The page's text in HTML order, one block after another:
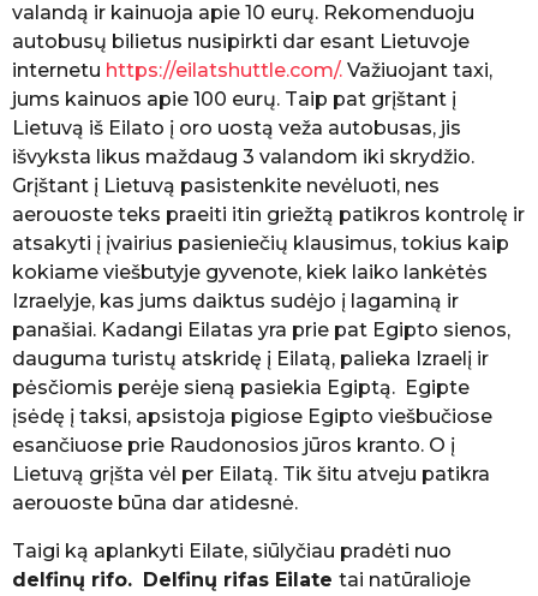
u
t
o
j
a
valandą ir kainuoja apie 10 eurų. Rekomenduoju
autobusų bilietus nusipirkti dar esant Lietuvoje
internetu https://eilatshuttle.com/. Važiuojant taxi,
jums kainuos apie 100 eurų. Taip pat grįštant į
Lietuvą iš Eilato į oro uostą veža autobusas, jis
išvyksta likus maždaug 3 valandom iki skrydžio.
Grįštant į Lietuvą pasistenkite nevėluoti, nes
aerouoste teks praeiti itin griežtą patikros kontrolę ir
atsakyti į įvairius pasieniečių klausimus, tokius kaip
kokiame viešbutyje gyvenote, kiek laiko lankėtės
Izraelyje, kas jums daiktus sudėjo į lagaminą ir
panašiai. Kadangi Eilatas yra prie pat Egipto sienos,
dauguma turistų atskridę į Eilatą, palieka Izraelį ir
pėsčiomis perėje sieną pasiekia Egiptą. Egipte
įsėdę į taksi, apsistoja pigiose Egipto viešbučiose
esančiuose prie Raudonosios jūros kranto. O į
Lietuvą grįšta vėl per Eilatą. Tik šitu atveju patikra
aerouoste būna dar atidesnė.
Taigi ką aplankyti Eilate, siūlyčiau pradėti nuo
delfinų rifo.
Delfinų rifas Eilate tai natūralioje